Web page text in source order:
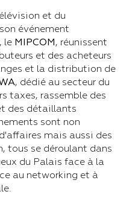
et du
événement
le MIPCOM, réunissent
et des acheteurs
et la distribution de
, dédié au secteur du
taxes, rassemble des
des détaillants
sont non
mais aussi des
tous se déroulant dans
du Palais face à la
au networking et à